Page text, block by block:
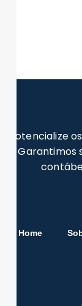
Potencialize
Garantimos
Home